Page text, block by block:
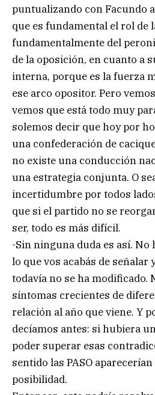
puntualizando con Facundo
que es fundamental el rol de
fundamentalmente del
de la oposición, en cuanto a
interna, porque es la fuerza
ese arco opositor. Pero
vemos que está todo muy
solemos decir que hoy por
una confederación de
no existe una conducción
una estrategia conjunta. O
incertidumbre por todos
que si el partido no se
ser, todo es más difícil.
-Sin ninguna duda es así.
lo que vos acabás de señalar
todavía no se ha modificado.
síntomas crecientes de
relación al año que viene. Y
decíamos antes: si hubiera
poder superar esas
sentido las PASO
posibilidad.